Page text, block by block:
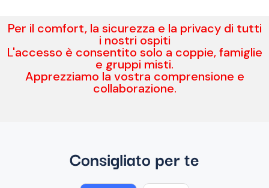
Per il comfort, la sicurezza e la privacy di tutti
i nostri ospiti
L'accesso è consentito solo a coppie, famiglie
e gruppi misti.
Apprezziamo la vostra comprensione e
collaborazione.
Consigliato per te